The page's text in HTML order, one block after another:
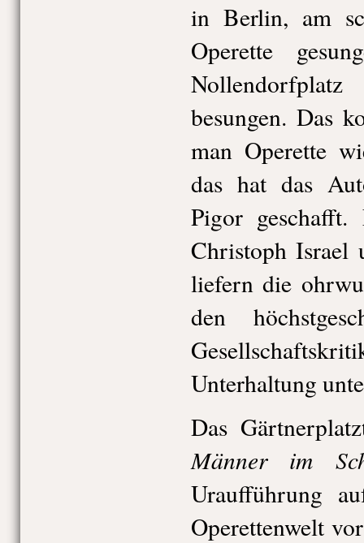
in Berlin, am
Operette
besungen. Das
man Operette
das hat das
Pigor
Christoph Israel
liefern die
den
Unterhaltung
Das
Männer im
Uraufführung
Operettenwelt